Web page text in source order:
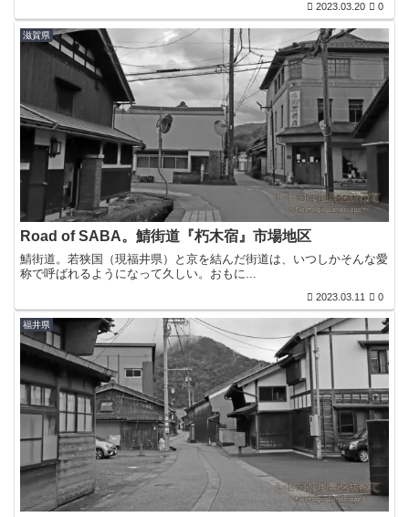
2023.03.20 0
滋賀県
Road of SABA。鯖街道『朽木宿』市場地区
鯖街道。若狭国（現福井県）と京を結んだ街道は、いつしかそんな愛
称で呼ばれるようになって久しい。おもに...
2023.03.11 0
福井県